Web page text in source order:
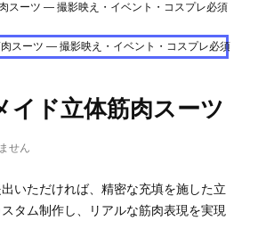
イド立体筋肉スーツ
せん
いただければ、精密な充填を施した立
タム制作し、リアルな筋肉表現を実現